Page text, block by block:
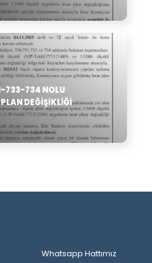
733-734 NOLU
DEĞIŞIKLIĞI
Whatsapp Hattımız